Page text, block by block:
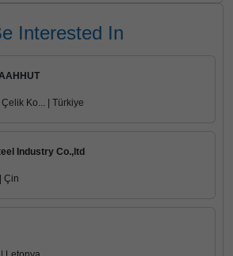
Interested In
Ko... | Türkiye
Industry Co.,ltd
Çin